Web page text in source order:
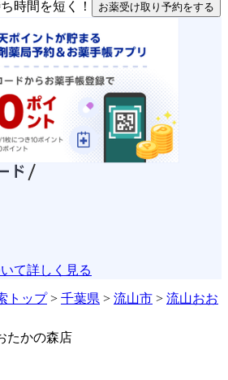
お薬受け取り予約をする
て詳しく見る
トップ> 千葉県 > 流山市 > 流山おお
たかの森店